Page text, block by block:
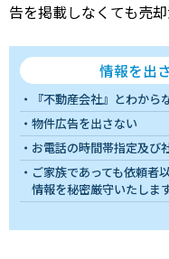
告を掲載しなくても売
情報を出
『不動産会社』とわから
物件広告を出さない
お電話の時間帯指定及び
ご家族であっても依頼者
情報を秘密厳守いたします